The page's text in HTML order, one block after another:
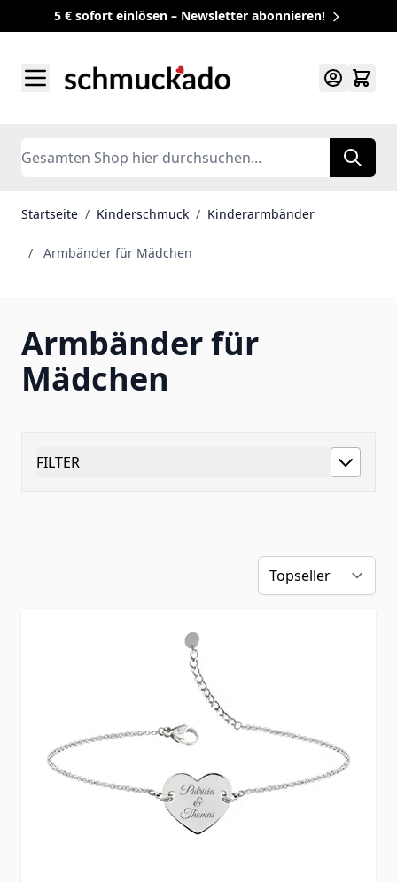
5 € sofort einlösen – Newsletter abonnieren!
Search
Startseite / Kinderschmuck / Kinderarmbänder
/ Armbänder für Mädchen
Armbänder für
Mädchen
FILTER